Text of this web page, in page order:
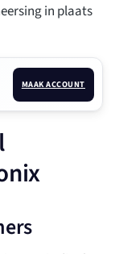
in plaats
MAAK ACCOUNT